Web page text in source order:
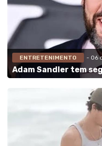
ENTRETENIMENTO - 06
Adam Sandler tem